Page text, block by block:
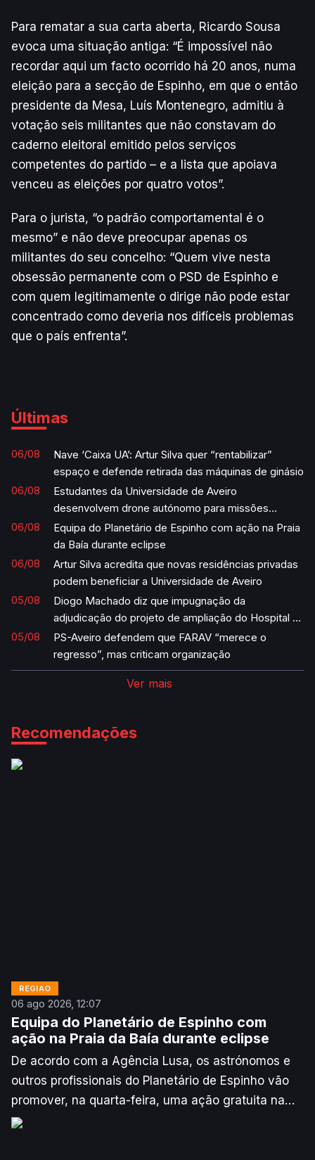
Para rematar a sua carta aberta, Ricardo Sousa
evoca uma situação antiga: “É impossível não
recordar aqui um facto ocorrido há 20 anos, numa
eleição para a secção de Espinho, em que o então
presidente da Mesa, Luís Montenegro, admitiu à
votação seis militantes que não constavam do
caderno eleitoral emitido pelos serviços
competentes do partido – e a lista que apoiava
venceu as eleições por quatro votos”.
Para o jurista, “o padrão comportamental é o
mesmo” e não deve preocupar apenas os
militantes do seu concelho: “Quem vive nesta
obsessão permanente com o PSD de Espinho e
com quem legitimamente o dirige não pode estar
concentrado como deveria nos difíceis problemas
que o país enfrenta”.
Últimas
06/08
Nave ‘Caixa UA’: Artur Silva quer “rentabilizar”
espaço e defende retirada das máquinas de ginásio
06/08
Estudantes da Universidade de Aveiro
desenvolvem drone autónomo para missões
humanitárias
06/08
Equipa do Planetário de Espinho com ação na Praia
da Baía durante eclipse
06/08
Artur Silva acredita que novas residências privadas
podem beneficiar a Universidade de Aveiro
05/08
Diogo Machado diz que impugnação da
adjudicação do projeto de ampliação do Hospital é
“uma vergonha”
05/08
PS-Aveiro defendem que FARAV “merece o
regresso”, mas criticam organização
Ver mais
Recomendações
REGIÃO
06 ago 2026, 12:07
Equipa do Planetário de Espinho com
ação na Praia da Baía durante eclipse
De acordo com a Agência Lusa, os astrónomos e
outros profissionais do Planetário de Espinho vão
promover, na quarta-feira, uma ação gratuita na
Praia da Baía para ajudar o público a observar e